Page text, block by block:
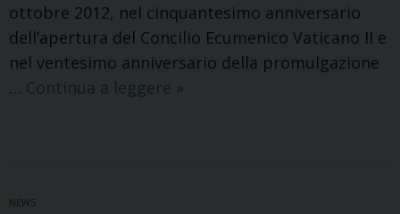
ottobre 2012, nel cinquantesimo anniversario
dell’apertura del Concilio Ecumenico Vaticano II e
nel ventesimo anniversario della promulgazione
… Continua a leggere Apertura
»
NEWS